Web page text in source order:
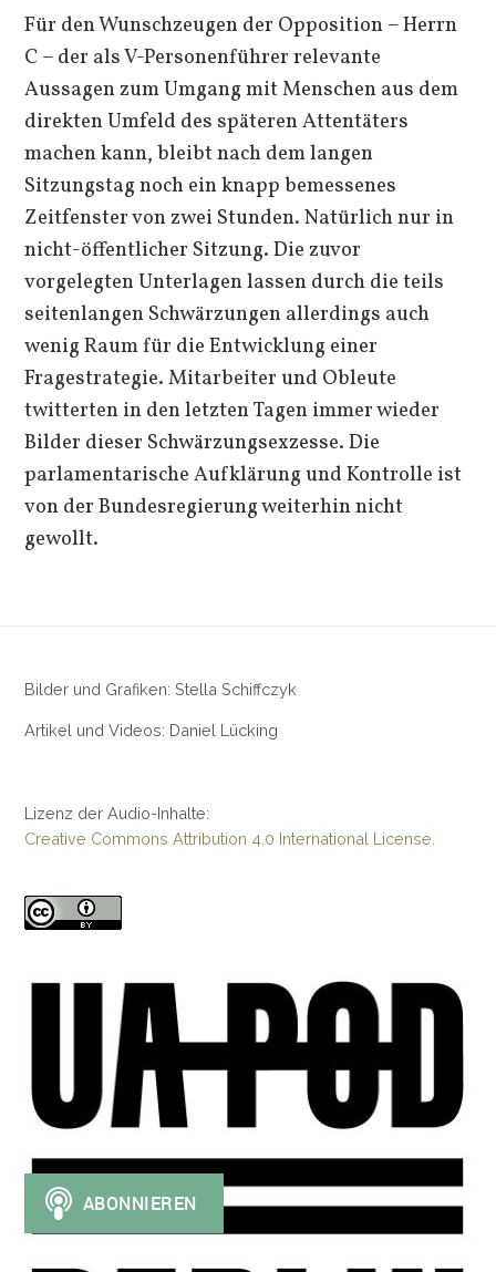
Für den Wunschzeugen der Opposition – Herrn
C – der als V-Personenführer relevante
Aussagen zum Umgang mit Menschen aus dem
direkten Umfeld des späteren Attentäters
machen kann, bleibt nach dem langen
Sitzungstag noch ein knapp bemessenes
Zeitfenster von zwei Stunden. Natürlich nur in
nicht-öffentlicher Sitzung. Die zuvor
vorgelegten Unterlagen lassen durch die teils
seitenlangen Schwärzungen allerdings auch
wenig Raum für die Entwicklung einer
Fragestrategie. Mitarbeiter und Obleute
twitterten in den letzten Tagen immer wieder
Bilder dieser Schwärzungsexzesse. Die
parlamentarische Aufklärung und Kontrolle ist
von der Bundesregierung weiterhin nicht
gewollt.
Bilder und Grafiken: Stella Schiffczyk
Artikel und Videos: Daniel Lücking
Lizenz der Audio-Inhalte:
Creative Commons Attribution 4.0 International License.